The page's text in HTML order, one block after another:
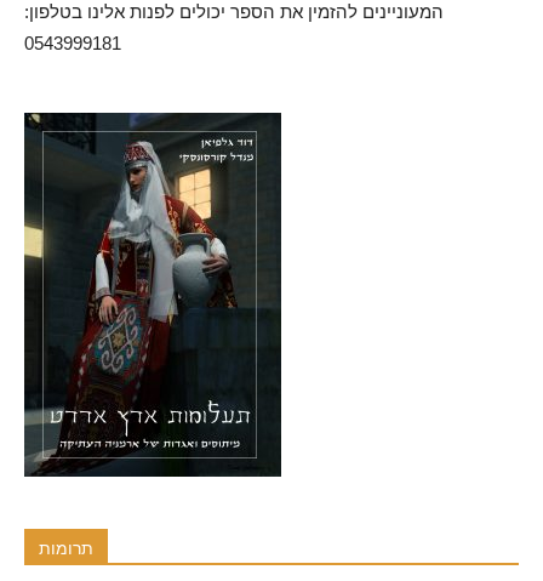
המעוניינים להזמין את הספר יכולים לפנות אלינו בטלפון:
0543999181
תרומות